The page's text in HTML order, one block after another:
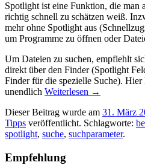
Spotlight ist eine Funktion, die man
richtig schnell zu schätzen weiß.
mehr ohne Spotlight aus
um Programme zu öffnen oder
Um Dateien zu suchen, empfiehlt
direkt über den Finder (Spotlight
Finder für die spezielle Suche).
unendlich Weiterlesen →
Dieser Beitrag wurde am 31. März
Tipps veröffentlicht. Schlagworte:
spotlight, suche, suchparameter.
Empfehlung